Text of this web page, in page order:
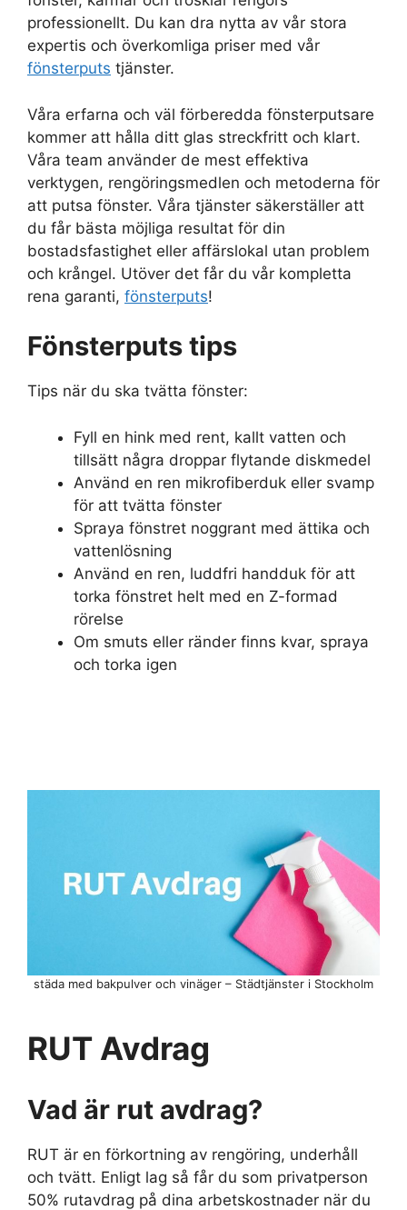
professionellt. Du kan dra nytta av vår stora
expertis och överkomliga priser med vår
fönsterputs tjänster.
Våra erfarna och väl förberedda fönsterputsare
kommer att hålla ditt glas streckfritt och klart.
Våra team använder de mest effektiva
verktygen, rengöringsmedlen och metoderna för
att putsa fönster. Våra tjänster säkerställer att
du får bästa möjliga resultat för din
bostadsfastighet eller affärslokal utan problem
och krångel. Utöver det får du vår kompletta
rena garanti, fönsterputs!
Fönsterputs tips
Tips när du ska tvätta fönster:
Fyll en hink med rent, kallt vatten och
tillsätt några droppar flytande diskmedel
Använd en ren mikrofiberduk eller svamp
för att tvätta fönster
Spraya fönstret noggrant med ättika och
vattenlösning
Använd en ren, luddfri handduk för att
torka fönstret helt med en Z-formad
rörelse
Om smuts eller ränder finns kvar, spraya
och torka igen
RUT Avdrag
Vad är rut avdrag?
RUT är en förkortning av rengöring, underhåll
och tvätt. Enligt lag så får du som privatperson
50% rutavdrag på dina arbetskostnader när du
städa med bakpulver och vinäger – Städtjänster i Stockholm